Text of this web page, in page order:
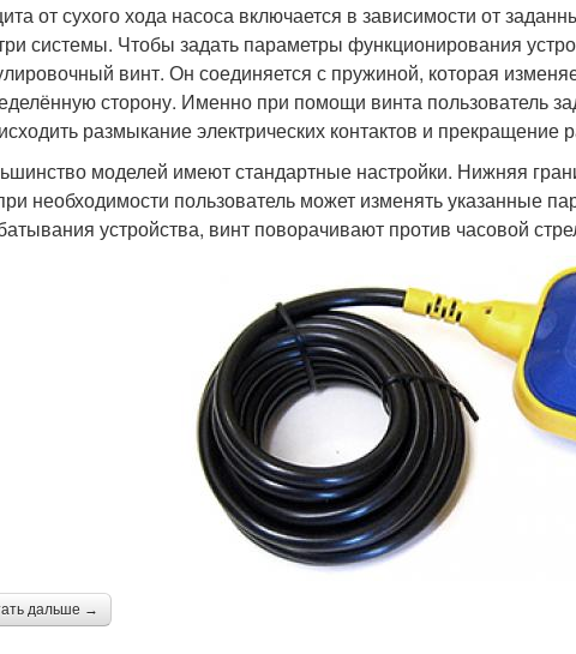
от сухого хода насоса включается в зависимости от
системы. Чтобы задать параметры функционирования
винт. Он соединяется с пружиной, которая
сторону. Именно при помощи винта пользователь
размыкание электрических контактов и прекращение
моделей имеют стандартные настройки. Нижняя
необходимости пользователь может изменять указанные
устройства, винт поворачивают против часовой
дальше →